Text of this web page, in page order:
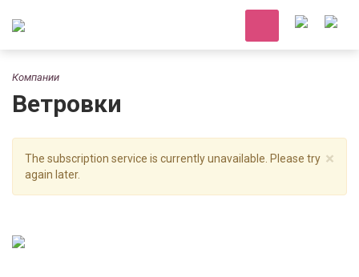
Компании
Ветровки
×
The subscription service is currently unavailable. Please try
again later.